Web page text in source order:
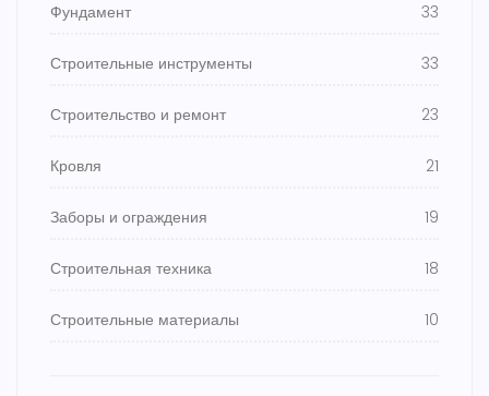
Фундамент 33
Строительные инструменты 33
Строительство и ремонт 23
Кровля 21
Заборы и ограждения 19
Строительная техника 18
Строительные материалы 10